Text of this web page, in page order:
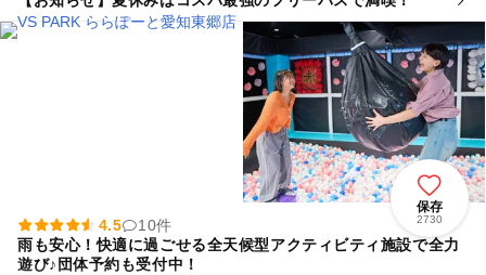
保存
2730
4.5
10件
雨も安心！快適に過ごせる全天候型アクティビティ施設で全力
遊び♪団体予約も受付中！